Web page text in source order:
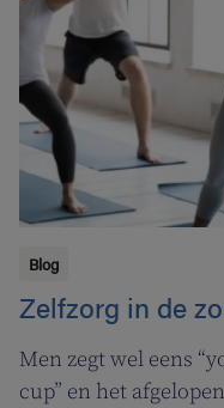
Blog
Zelfzorg in de
Men zegt wel eens
cup” en het